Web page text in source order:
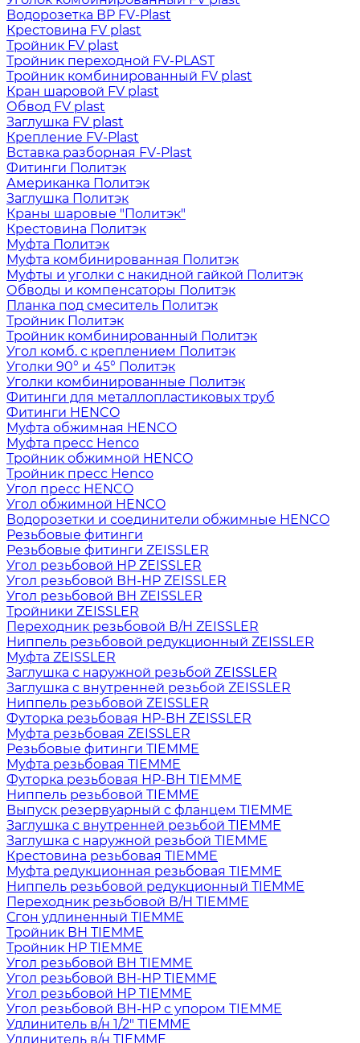
Водорозетка ВР FV-Plast
Крестовина FV plast
Тройник FV plast
Тройник переходной FV-PLAST
Тройник комбинированный FV plast
Кран шаровой FV plast
Обвод FV plast
Заглушка FV plast
Крепление FV-Plast
Вставка разборная FV-Plast
Фитинги Политэк
Американка Политэк
Заглушка Политэк
Краны шаровые "Политэк"
Крестовина Политэк
Муфта Политэк
Муфта комбинированная Политэк
Муфты и уголки с накидной гайкой Политэк
Обводы и компенсаторы Политэк
Планка под смеситель Политэк
Тройник Политэк
Тройник комбинированный Политэк
Угол комб. с креплением Политэк
Уголки 90° и 45° Политэк
Уголки комбинированные Политэк
Фитинги для металлопластиковых труб
Фитинги HENCO
Муфта обжимная HENCO
Муфта пресс Henco
Тройник обжимной HENCO
Тройник пресс Henco
Угол пресс HENCO
Угол обжимной HENCO
Водорозетки и соединители обжимные HENCO
Резьбовые фитинги
Резьбовые фитинги ZEISSLER
Угол резьбовой НР ZEISSLER
Угол резьбовой ВН-НР ZEISSLER
Угол резьбовой ВН ZEISSLER
Тройники ZEISSLER
Переходник резьбовой В/Н ZEISSLER
Ниппель резьбовой редукционный ZEISSLER
Муфта ZEISSLER
Заглушка с наружной резьбой ZEISSLER
Заглушка с внутренней резьбой ZEISSLER
Ниппель резьбовой ZEISSLER
Футорка резьбовая НР-ВН ZEISSLER
Муфта резьбовая ZEISSLER
Резьбовые фитинги TIEMME
Муфта резьбовая TIEMME
Футорка резьбовая НР-ВН TIEMME
Ниппель резьбовой TIEMME
Выпуск резервуарный с фланцем TIEMME
Заглушка с внутренней резьбой TIEMME
Заглушка с наружной резьбой TIEMME
Крестовина резьбовая TIEMME
Муфта редукционная резьбовая TIEMME
Ниппель резьбовой редукционный TIEMME
Переходник резьбовой В/Н TIEMME
Сгон удлиненный TIEMME
Тройник ВН TIEMME
Тройник НР TIEMME
Угол резьбовой ВН TIEMME
Угол резьбовой ВН-НР TIEMME
Угол резьбовой НР TIEMME
Угол резьбовой ВН-НР с упором TIEMME
Удлинитель в/н 1/2" TIEMME
Удлинитель в/н TIEMME